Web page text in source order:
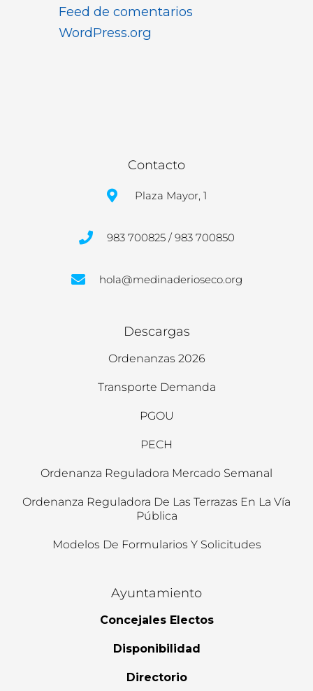
Feed de comentarios
WordPress.org
Contacto
Plaza Mayor, 1
983 700825 / 983 700850
hola@medinaderioseco.org
Descargas
Ordenanzas 2026
Transporte Demanda
PGOU
PECH
Ordenanza Reguladora Mercado Semanal
Ordenanza Reguladora De Las Terrazas En La Vía
Pública
Modelos De Formularios Y Solicitudes
Ayuntamiento
Concejales Electos
Disponibilidad
Directorio